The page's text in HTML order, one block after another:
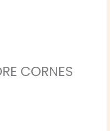
CORNES